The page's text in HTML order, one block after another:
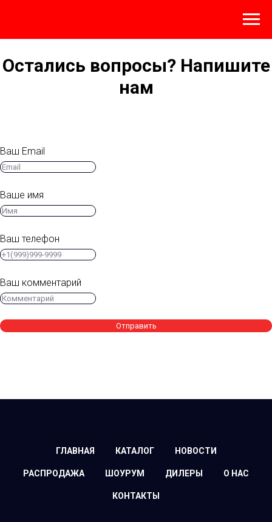
Остались вопросы? Напишите
нам
Ваш Email
Ваше имя
Ваш телефон
Ваш комментарий
Отправить
ГЛАВНАЯ КАТАЛОГ НОВОСТИ
РАСПРОДАЖА ШОУРУМ ДИЛЕРЫ О НАС
КОНТАКТЫ